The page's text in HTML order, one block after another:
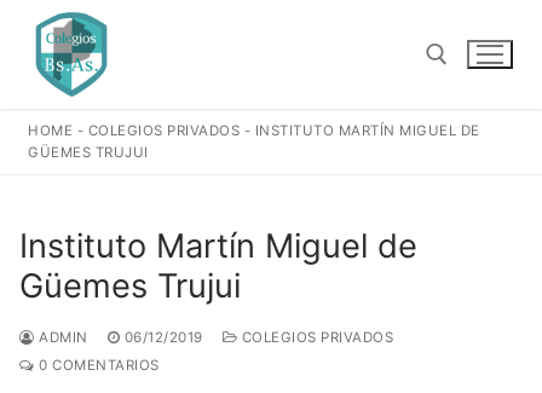
contenido
HOME - COLEGIOS PRIVADOS - INSTITUTO MARTÍN MIGUEL DE
GÜEMES TRUJUI
Instituto Martín Miguel de
Güemes Trujui
ADMIN 06/12/2019
COLEGIOS PRIVADOS
0 COMENTARIOS